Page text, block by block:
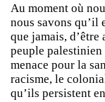
Au moment où
nous savons qu’il
que jamais,
peuple
menace pour la
racisme, le
qu’ils persistent